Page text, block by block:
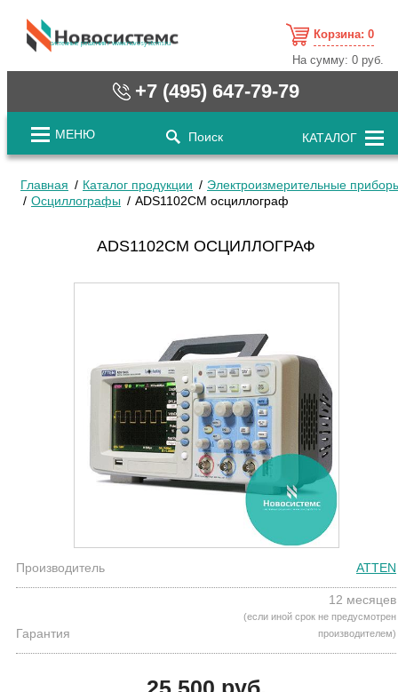
cистемные решения / www.novosystems.ru
Корзина: 0
На сумму:0 руб.
+7 (495) 647-79-79
МЕНЮ Поиск КАТАЛОГ
Главная Каталог продукции
Электроизмерительные
Осциллографы
ADS1102CM осциллограф
ADS1102CM ОСЦИЛЛОГРАФ
Производитель ATTEN
Гарантия
12 месяцев
(если иной срок не предусмотрен
производителем)